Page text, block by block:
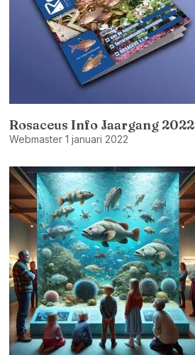
Rosaceus Info Jaargang 2022
Webmaster 1 januari 2022